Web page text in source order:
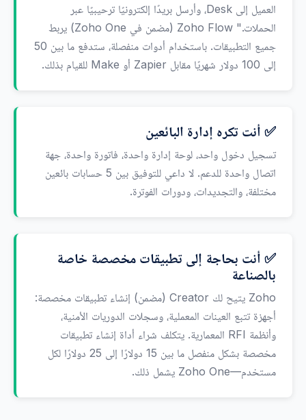
العميل إلى Desk، وأرسل بريدًا إلكترونيًا ترحيبيًا عبر
الحملات." Zoho Flow (مضمن في Zoho One) يربط
جميع التطبيقات. باستخدام أدوات منفصلة، ستدفع ما بين 50
إلى 100 دولار شهريًا مقابل Zapier أو Make للقيام بذلك.
✅ أنت تكره إدارة البائعين
تسجيل دخول واحد، لوحة إدارة واحدة، فاتورة واحدة، جهة
اتصال واحدة للدعم. لا داعي للتوفيق بين 5 حسابات بائعين
مختلفة، والتجديدات، ودورات الفوترة.
✅ أنت بحاجة إلى تطبيقات مخصصة خاصة
بالصناعة
Zoho يتيح لك Creator (مضمن) إنشاء تطبيقات مخصصة:
أجهزة تتبع العينات المعملية، وسجلات الدوريات الأمنية،
وأنظمة RFI المعمارية. يتكلف شراء أداة إنشاء تطبيقات
مخصصة بشكل منفصل ما بين 15 دولارًا إلى 25 دولارًا لكل
مستخدم—Zoho One يشمل ذلك.